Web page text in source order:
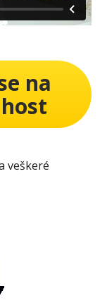
na
veškeré